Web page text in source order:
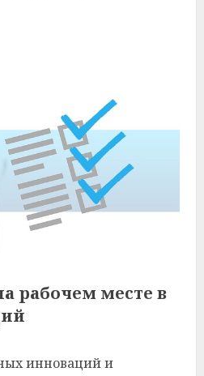
рабочем месте в
инноваций и